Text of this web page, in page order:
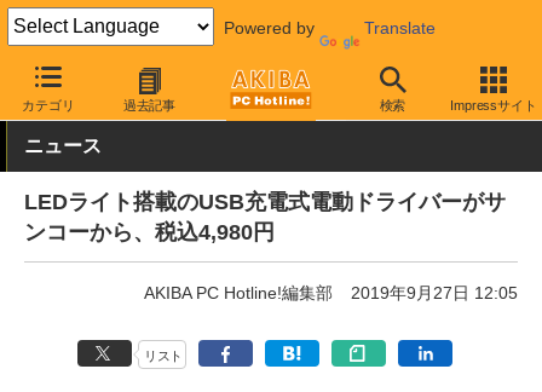
Powered by Translate
カテゴリ 過去記事 検索 Impressサイト
AKIBA PC Hotline! ガジェット その他
ニュース
LEDライト搭載のUSB充電式電動ドライバーがサ
ンコーから、税込4,980円
AKIBA PC Hotline!編集部 2019年9月27日 12:05
リスト